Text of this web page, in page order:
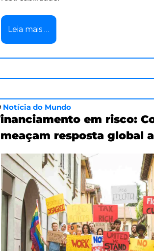
Leia mais …
Notícia do Mundo
em risco:
resposta global